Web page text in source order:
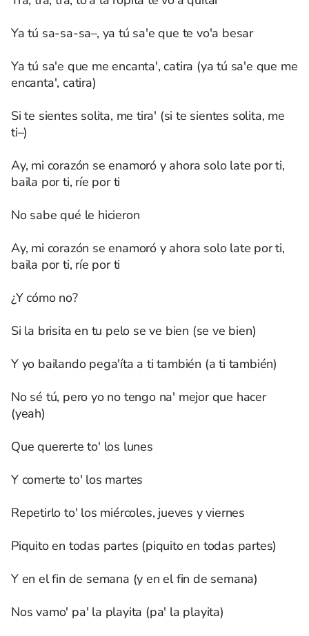
Ya tú sa-sa-sa–, ya tú sa'e que te vo'a besar
Ya tú sa'e que me encanta', catira (ya tú sa'e que me
encanta', catira)
Si te sientes solita, me tira' (si te sientes solita, me
ti–)
Ay, mi corazón se enamoró y ahora solo late por ti,
baila por ti, ríe por ti
No sabe qué le hicieron
Ay, mi corazón se enamoró y ahora solo late por ti,
baila por ti, ríe por ti
¿Y cómo no?
Si la brisita en tu pelo se ve bien (se ve bien)
Y yo bailando pega'íta a ti también (a ti también)
No sé tú, pero yo no tengo na' mejor que hacer
(yeah)
Que quererte to' los lunes
Y comerte to' los martes
Repetirlo to' los miércoles, jueves y viernes
Piquito en todas partes (piquito en todas partes)
Y en el fin de semana (y en el fin de semana)
Nos vamo' pa' la playita (pa' la playita)